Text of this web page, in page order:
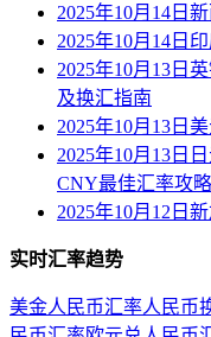
2025年10月14日
2025年10月14日
2025年10月13日
及换汇指南
2025年10月13日
2025年10月13日
CNY最佳汇率攻略
2025年10月12日
实时汇率趋势
美金人民币汇率人民币